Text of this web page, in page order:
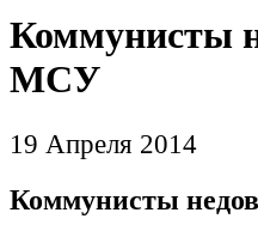
Коммунисты
МСУ
19 Апреля 2014
Коммунисты